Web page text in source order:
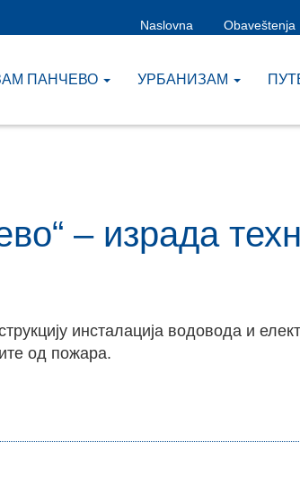
Naslovna Obaveštenja
ПАНЧЕВО УРБАНИЗАМ
– израда
инсталација водовода и
од пожара.